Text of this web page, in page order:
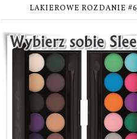
LAKIEROWE ROZDANIE #6